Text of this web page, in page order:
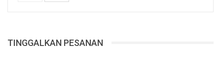
TINGGALKAN PESANAN